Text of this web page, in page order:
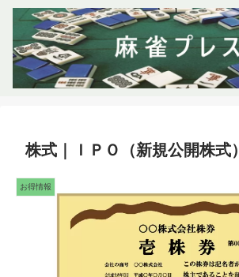
株式｜ＩＰＯ（新規公開株式）
お得情報